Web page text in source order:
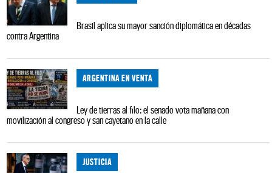
Brasil aplica su mayor sanción diplomática en décadas
contra Argentina
ARGENTINA EN VENTA
Ley de tierras al filo: el senado vota mañana con
movilización al congreso y san cayetano en la calle
JUSTICIA